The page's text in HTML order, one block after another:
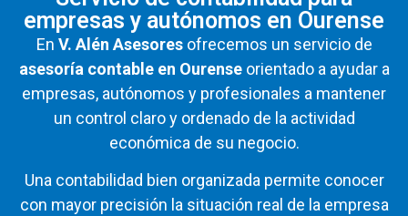
empresas y autónomos en Ourense
En V. Alén Asesores ofrecemos un servicio de
asesoría contable en Ourense orientado a ayudar a
empresas, autónomos y profesionales a mantener
un control claroy ordenado de la actividad
económica de su negocio.
Una contabilidad bien organizada permite conocer
con mayor precisión la situación real de la empresa